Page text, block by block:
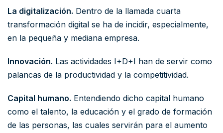
La digitalización. Dentro de la llamada cuarta
transformación digital se ha de incidir, especialmente,
en la pequeña y mediana empresa.
Innovación. Las actividades I+D+I han de servir como
palancas de la productividad y la competitividad.
Capital humano. Entendiendo dicho capital humano
como el talento, la educación y el grado de formación
de las personas, las cuales servirán para el aumento